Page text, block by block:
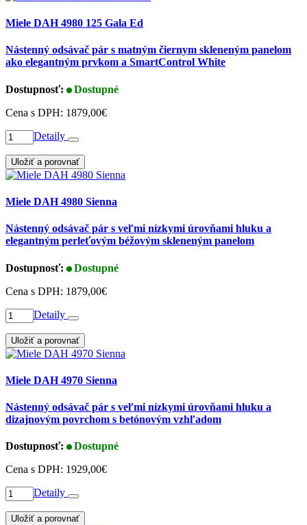
Miele DAH 4980 125 Gala Ed
Nástenný odsávač pár s matným čiernym skleneným panelom
ako elegantným prvkom a SmartControl White
Dostupnosť:
Dostupné
Cena s DPH: 1879,00€
Detaily
Uložiť a porovnať
Miele DAH 4980 Sienna
Nástenný odsávač pár s veľmi nízkymi úrovňami hluku a
elegantným perleťovým béžovým skleneným panelom
Dostupnosť:
Dostupné
Cena s DPH: 1879,00€
Detaily
Uložiť a porovnať
Miele DAH 4970 Sienna
Nástenný odsávač pár s veľmi nízkymi úrovňami hluku a
dizajnovým povrchom s betónovým vzhľadom
Dostupnosť:
Dostupné
Cena s DPH: 1929,00€
Detaily
Uložiť a porovnať